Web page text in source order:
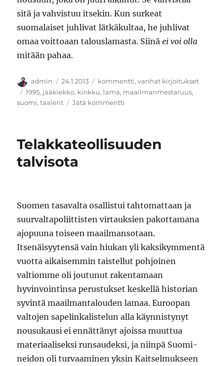
sitä ja vahvistuu itsekin. Kun surkeat
suomalaiset juhlivat lätkäkultaa, he juhlivat
omaa voittoaan talouslamasta. Siinäei voi olla
mitään pahaa.
Kirjoittaja
admin Julkaistu
24.1.2013 Kategoriat
kommentti,vanhat kirjoitukset
Avainsanat
1995, jääkiekko, kinkku, lama, maailmanmestaruus,
suomi,taalerit Jätä kommentti
Telakkateollisuuden
talvisota
Suomen tasavalta osallistui tahtomattaan ja
suurvaltapoliittisten virtauksien pakottamana
ajopuuna toiseen maailmansotaan.
Itsenäisyytensä vain hiukan yli kaksikymmentä
vuotta aikaisemmin taistellut pohjoinen
valtiomme oli joutunut rakentamaan
hyvinvointinsa perustukset keskellä historian
syvintä maailmantalouden lamaa. Euroopan
valtojen sapelinkalistelun alla käynnistynyt
nousukausi ei ennättänyt ajoissa muuttua
materiaaliseksi runsaudeksi, ja niinpä Suomi-
neidon oli turvaaminen yksin Kaitselmukseen